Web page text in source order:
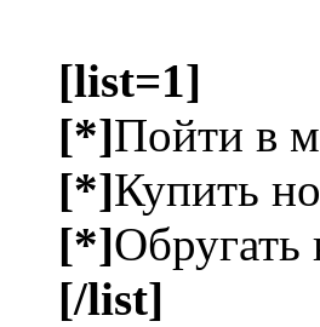
[list=1]
[*]Пойти в
[*]Купить
[*]Обругать
[/list]